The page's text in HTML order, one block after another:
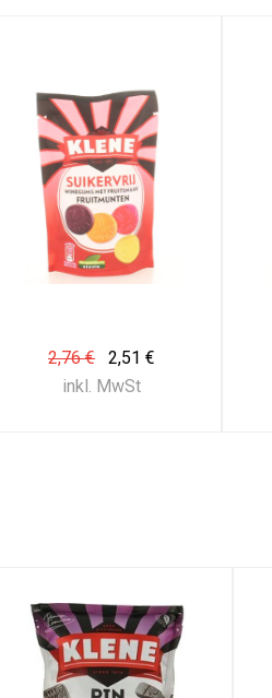
2,76 €
2,51 €
inkl. MwSt